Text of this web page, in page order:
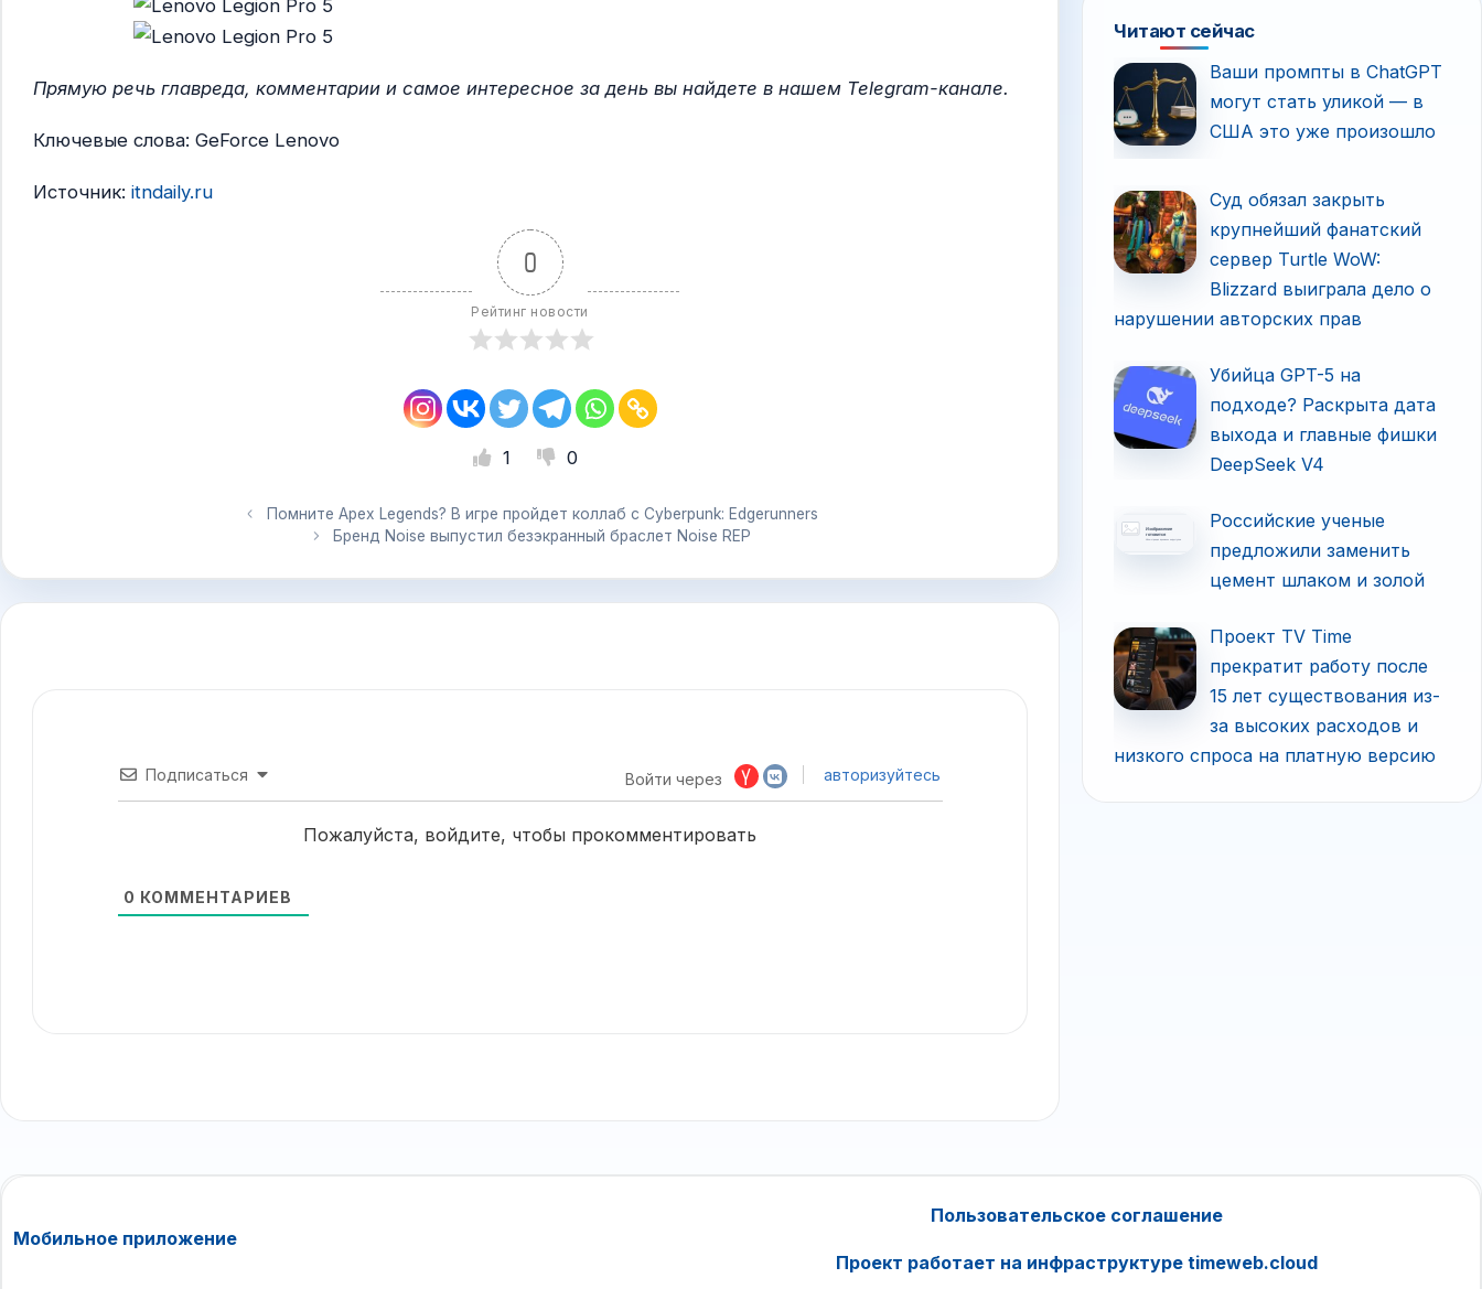
Прямую речь главреда, комментарии и самое интересное за день вы найдете в нашем Telegram-канале.
Ключевые слова: GeForce Lenovo
Источник: itndaily.ru
0
Рейтинг новости
1 0
Помните Apex Legends? В игре пройдет коллаб с Cyberpunk: Edgerunners
Бренд Noise выпустил безэкранный браслет Noise REP
Подписаться Войти через авторизуйтесь
Пожалуйста, войдите, чтобы прокомментировать
0 КОММЕНТАРИЕВ
Читают сейчас
Ваши промпты в ChatGPT
могут стать уликой — в
США это уже произошло
Суд обязал закрыть
крупнейший фанатский
сервер Turtle WoW:
Blizzard выиграла дело о
нарушении авторских прав
Убийца GPT-5 на
подходе? Раскрыта дата
выхода и главные фишки
DeepSeek V4
Российские ученые
предложили заменить
цемент шлаком и золой
Проект TV Time
прекратит работу после
15 лет существования из-
за высоких расходов и
низкого спроса на платную версию
Мобильное приложение
Пользовательское соглашение
Проект работает на инфраструктуре timeweb.cloud